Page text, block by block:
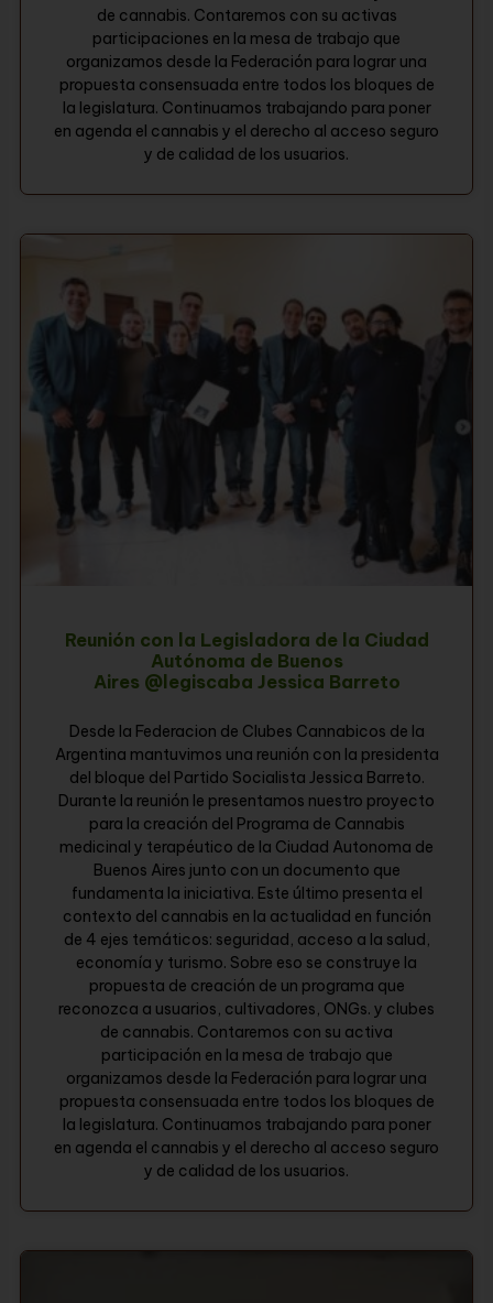
de cannabis. Contaremos con su activas
participaciones en la mesa de trabajo que
organizamos desde la Federación para lograr una
propuesta consensuada entre todos los bloques de
la legislatura. Continuamos trabajando para poner
en agenda el cannabis y el derecho al acceso seguro
y de calidad de los usuarios.
Reunión con la Legisladora de la Ciudad
Autónoma de Buenos
Aires @legiscaba Jessica Barreto
Desde la Federacion de Clubes Cannabicos de la
Argentina mantuvimos una reunión con la presidenta
del bloque del Partido Socialista Jessica Barreto.
Durante la reunión le presentamos nuestro proyecto
para la creación del Programa de Cannabis
medicinal y terapéutico de la Ciudad Autonoma de
Buenos Aires junto con un documento que
fundamenta la iniciativa. Este último presenta el
contexto del cannabis en la actualidad en función
de 4 ejes temáticos: seguridad, acceso a la salud,
economía y turismo. Sobre eso se construye la
propuesta de creación de un programa que
reconozca a usuarios, cultivadores, ONGs. y clubes
de cannabis. Contaremos con su activa
participación en la mesa de trabajo que
organizamos desde la Federación para lograr una
propuesta consensuada entre todos los bloques de
la legislatura. Continuamos trabajando para poner
en agenda el cannabis y el derecho al acceso seguro
y de calidad de los usuarios.